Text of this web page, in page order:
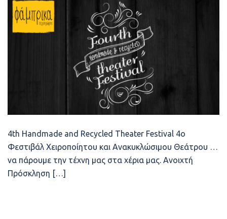
4th Handmade and Recycled Theater Festival 4ο
Φεστιβάλ Χειροποίητου και Ανακυκλώσιμου Θεάτρου …
να πάρουμε την τέχνη μας στα χέρια μας. Ανοιχτή
Πρόσκληση […]